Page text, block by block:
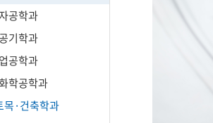
공학과
기학과
공학과
학공학과
목·건축학과